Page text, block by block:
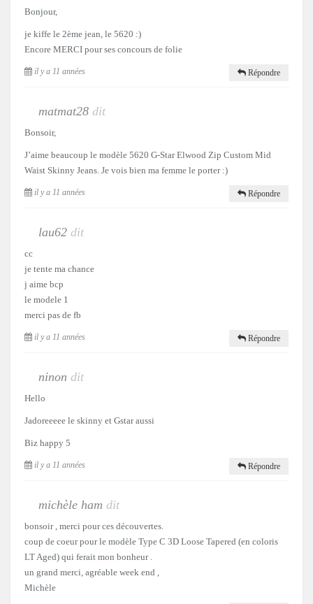
Bonjour,
je kiffe le 2ème jean, le 5620 :)
Encore MERCI pour ses concours de folie
il y a 11 années Répondre
matmat28 dit
Bonsoir,
J’aime beaucoup le modèle 5620 G-Star Elwood Zip Custom Mid
Waist Skinny Jeans. Je vois bien ma femme le porter :)
il y a 11 années Répondre
lau62 dit
cc
je tente ma chance
j aime bcp
le modele 1
merci pas de fb
il y a 11 années Répondre
ninon dit
Hello
Jadoreeeee le skinny et Gstar aussi
Biz happy 5
il y a 11 années Répondre
michèle ham dit
bonsoir , merci pour ces découvertes.
coup de coeur pour le modèle Type C 3D Loose Tapered (en coloris
LT Aged) qui ferait mon bonheur .
un grand merci, agréable week end ,
Michèle